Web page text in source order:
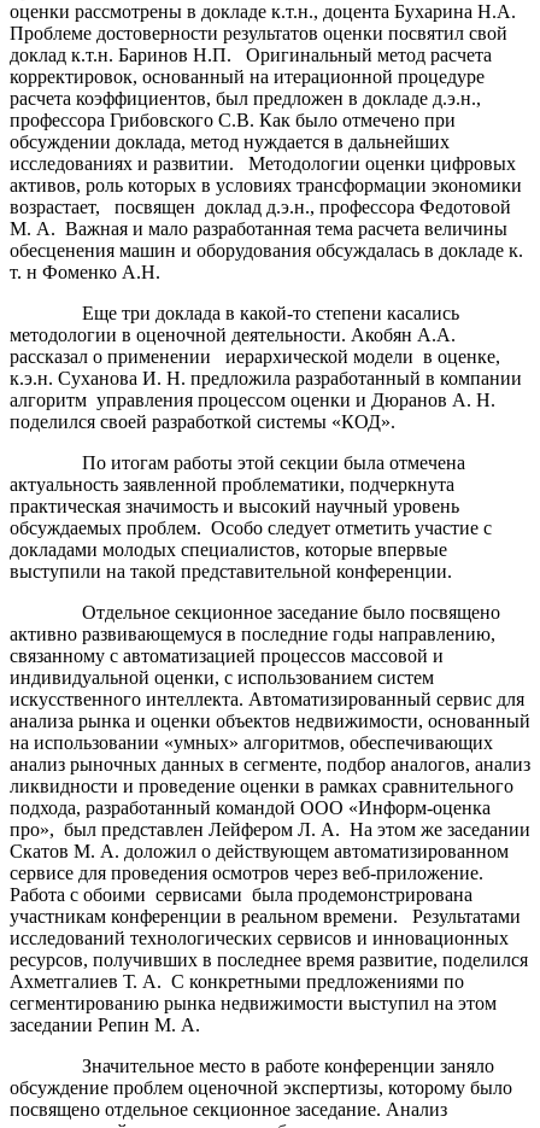
оценки рассмотрены в докладе к.т.н., доцента Бухарина Н.А.
Проблеме достоверности результатов оценки посвятил свой
доклад к.т.н. Баринов Н.П. Оригинальный метод расчета
корректировок, основанный на итерационной процедуре
расчета коэффициентов, был предложен в докладе д.э.н.,
профессора Грибовского С.В. Как было отмечено при
обсуждении доклада, метод нуждается в дальнейших
исследованиях и развитии. Методологии оценки цифровых
активов, роль которых в условиях трансформации экономики
возрастает, посвящен доклад д.э.н., профессора Федотовой
М. А. Важная и мало разработанная тема расчета величины
обесценения машин и оборудования обсуждалась в докладе к.
т. н Фоменко А.Н.
Еще три доклада в какой-то степени касались
методологии в оценочной деятельности. Акобян А.А.
рассказал о применении иерархической модели в оценке,
к.э.н. Суханова И. Н. предложила разработанный в компании
алгоритм управления процессом оценки и Дюранов А. Н.
поделился своей разработкой системы «КОД».
По итогам работы этой секции была отмечена
актуальность заявленной проблематики, подчеркнута
практическая значимость и высокий научный уровень
обсуждаемых проблем. Особо следует отметить участие с
докладами молодых специалистов, которые впервые
выступили на такой представительной конференции.
Отдельное секционное заседание было посвящено
активно развивающемуся в последние годы направлению,
связанному с автоматизацией процессов массовой и
индивидуальной оценки, с использованием систем
искусственного интеллекта. Автоматизированный сервис для
анализа рынка и оценки объектов недвижимости, основанный
на использовании «умных» алгоритмов, обеспечивающих
анализ рыночных данных в сегменте, подбор аналогов, анализ
ликвидности и проведение оценки в рамках сравнительного
подхода, разработанный командой ООО «Информ-оценка
про», был представлен Лейфером Л. А. На этом же заседании
Скатов М. А. доложил о действующем автоматизированном
сервисе для проведения осмотров через веб-приложение.
Работа с обоими сервисами была продемонстрирована
участникам конференции в реальном времени. Результатами
исследований технологических сервисов и инновационных
ресурсов, получивших в последнее время развитие, поделился
Ахметгалиев Т. А. С конкретными предложениями по
сегментированию рынка недвижимости выступил на этом
заседании Репин М. А.
Значительное место в работе конференции заняло
обсуждение проблем оценочной экспертизы, которому было
посвящено отдельное секционное заседание. Анализ